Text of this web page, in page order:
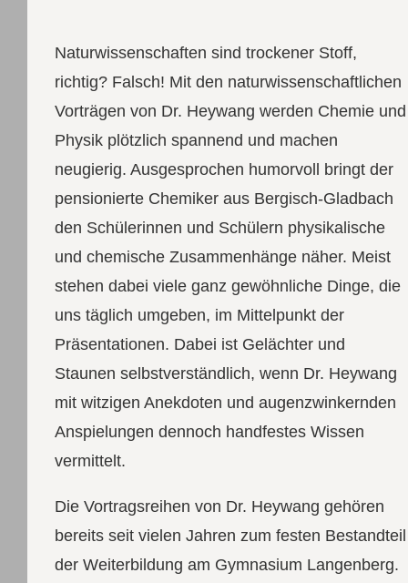
Naturwissenschaften sind trockener Stoff,
richtig? Falsch! Mit den naturwissenschaftlichen
Vorträgen von Dr. Heywang werden Chemie und
Physik plötzlich spannend und machen
neugierig. Ausgesprochen humorvoll bringt der
pensionierte Chemiker aus Bergisch-Gladbach
den Schülerinnen und Schülern physikalische
und chemische Zusammenhänge näher. Meist
stehen dabei viele ganz gewöhnliche Dinge, die
uns täglich umgeben, im Mittelpunkt der
Präsentationen. Dabei ist Gelächter und
Staunen selbstverständlich, wenn Dr. Heywang
mit witzigen Anekdoten und augenzwinkernden
Anspielungen dennoch handfestes Wissen
vermittelt.
Die Vortragsreihen von Dr. Heywang gehören
bereits seit vielen Jahren zum festen Bestandteil
der Weiterbildung am Gymnasium Langenberg.